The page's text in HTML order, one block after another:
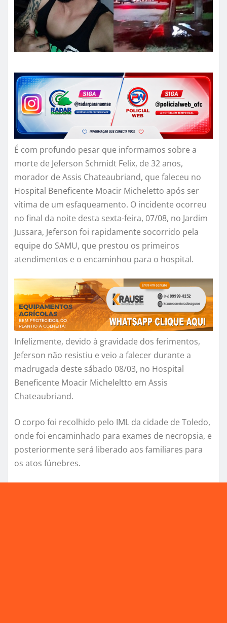
É com profundo pesar que informamos sobre a
morte de Jeferson Schmidt Felix, de 32 anos,
morador de Assis Chateaubriand, que faleceu no
Hospital Beneficente Moacir Micheletto após ser
vítima de um esfaqueamento. O incidente ocorreu
no final da noite desta sexta-feira, 07/08, no Jardim
Jussara, Jeferson foi rapidamente socorrido pela
equipe do SAMU, que prestou os primeiros
atendimentos e o encaminhou para o hospital.
Infelizmente, devido à gravidade dos ferimentos,
Jeferson não resistiu e veio a falecer durante a
madrugada deste sábado 08/03, no Hospital
Beneficente Moacir Micheleltto em Assis
Chateaubriand.
O corpo foi recolhido pelo IML da cidade de Toledo,
onde foi encaminhado para exames de necropsia, e
posteriormente será liberado aos familiares para
os atos fúnebres.